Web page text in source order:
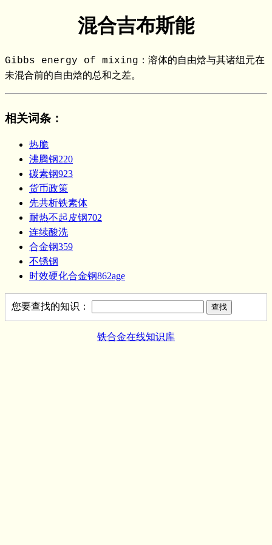
混合吉布斯能
Gibbs energy of mixing：溶体的自由焓与其诸组元在
未混合前的自由焓的总和之差。
相关词条 ：
热脆
沸腾钢220
碳素钢923
货币政策
先共析铁素体
耐热不起皮钢702
连续酸洗
合金钢359
不锈钢
时效硬化合金钢862age
您要查找的知识：
铁合金在线知识库